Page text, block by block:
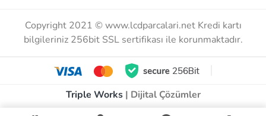
Copyright 2021 © www.lcdparcalari.net Kredi kartı
bilgileriniz 256bit SSL sertifikası ile korunmaktadır.
Triple Works| Dijital Çözümler